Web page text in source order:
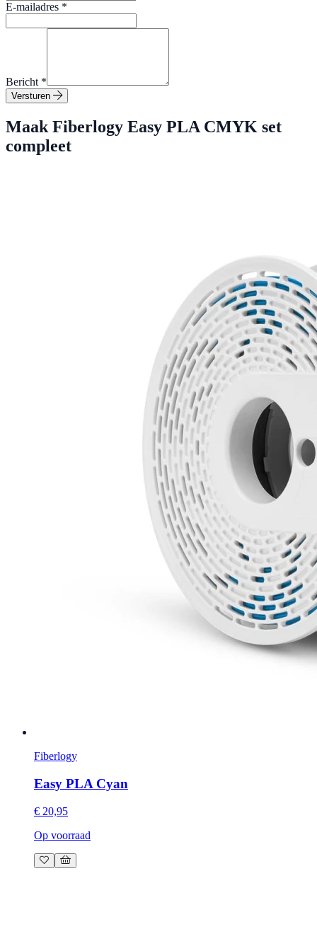
E-mailadres *
Bericht*
Versturen
Maak Fiberlogy Easy PLA CMYK set
compleet
Fiberlogy
Easy PLA Cyan
€ 20,95
Op voorraad